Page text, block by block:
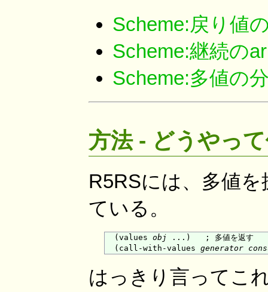
Scheme:戻り値
Scheme:継続の
Scheme:多値の
方法 - どうやっ
R5RSには、多値
ている。
  (values
obj ...)   ; 多値を返す
  (call-with-values
generator
はっきり言ってこ